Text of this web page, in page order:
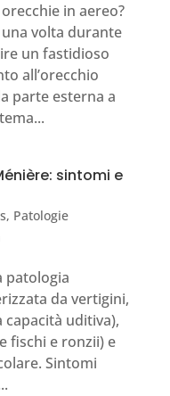
in aereo?
volta durante
un fastidioso
all’orecchio
parte esterna a
sintomi e
, Patologie
patologia
da vertigini,
uditiva),
fischi e ronzii) e
Sintomi